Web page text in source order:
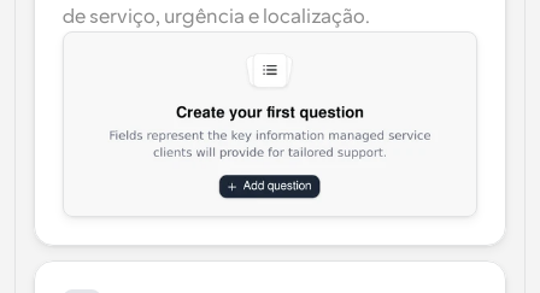
de serviço, urgência e localização.